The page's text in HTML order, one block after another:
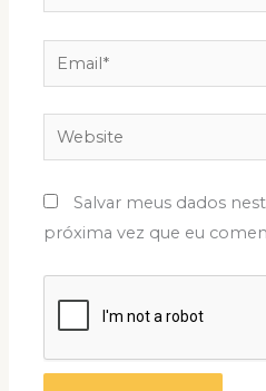
Email*
Website
Salvar meus dados
próxima vez que eu